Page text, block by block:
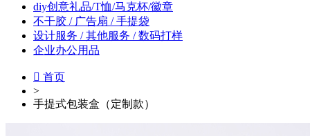
diy创意礼品/T恤/马克杯/徽章
不干胶 / 广告扇 / 手提袋
设计服务 / 其他服务 / 数码打样
企业办公用品
 首页
>
手提式包装盒（定制款）